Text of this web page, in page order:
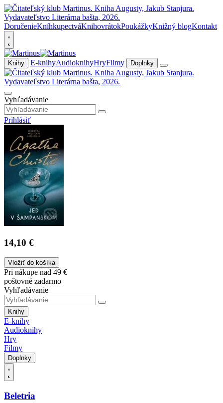
DoručenieKníhkupectváKnihovrátokPoukážkyKnižný blogKontakt
Knihy E-knihyAudioknihyHryFilmy Doplnky
Vyhľadávanie
Prihlásiť
14,10 €
Vložiť do košíka
Pri nákupe nad 49 €
poštovné zadarmo
Vyhľadávanie
Knihy
E-knihy
Audioknihy
Hry
Filmy
Doplnky
Beletria